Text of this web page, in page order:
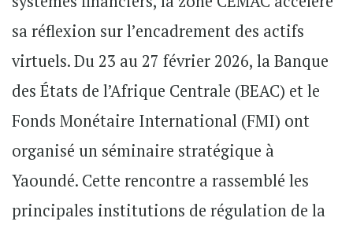
sa réflexion sur l’encadrement des actifs
virtuels. Du 23 au 27 février 2026, la Banque
des États de l’Afrique Centrale (BEAC) et le
Fonds Monétaire International (FMI) ont
organisé un séminaire stratégique à
Yaoundé. Cette rencontre a rassemblé les
principales institutions de régulation de la